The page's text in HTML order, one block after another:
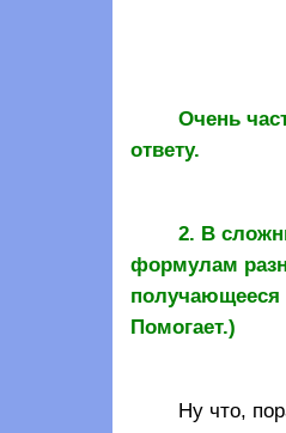
Очень
ответу.
2. В
формулам
получающееся
Помогает.)
Ну что, пора